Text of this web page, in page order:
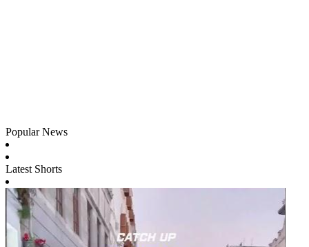
Popular News
Latest Shorts